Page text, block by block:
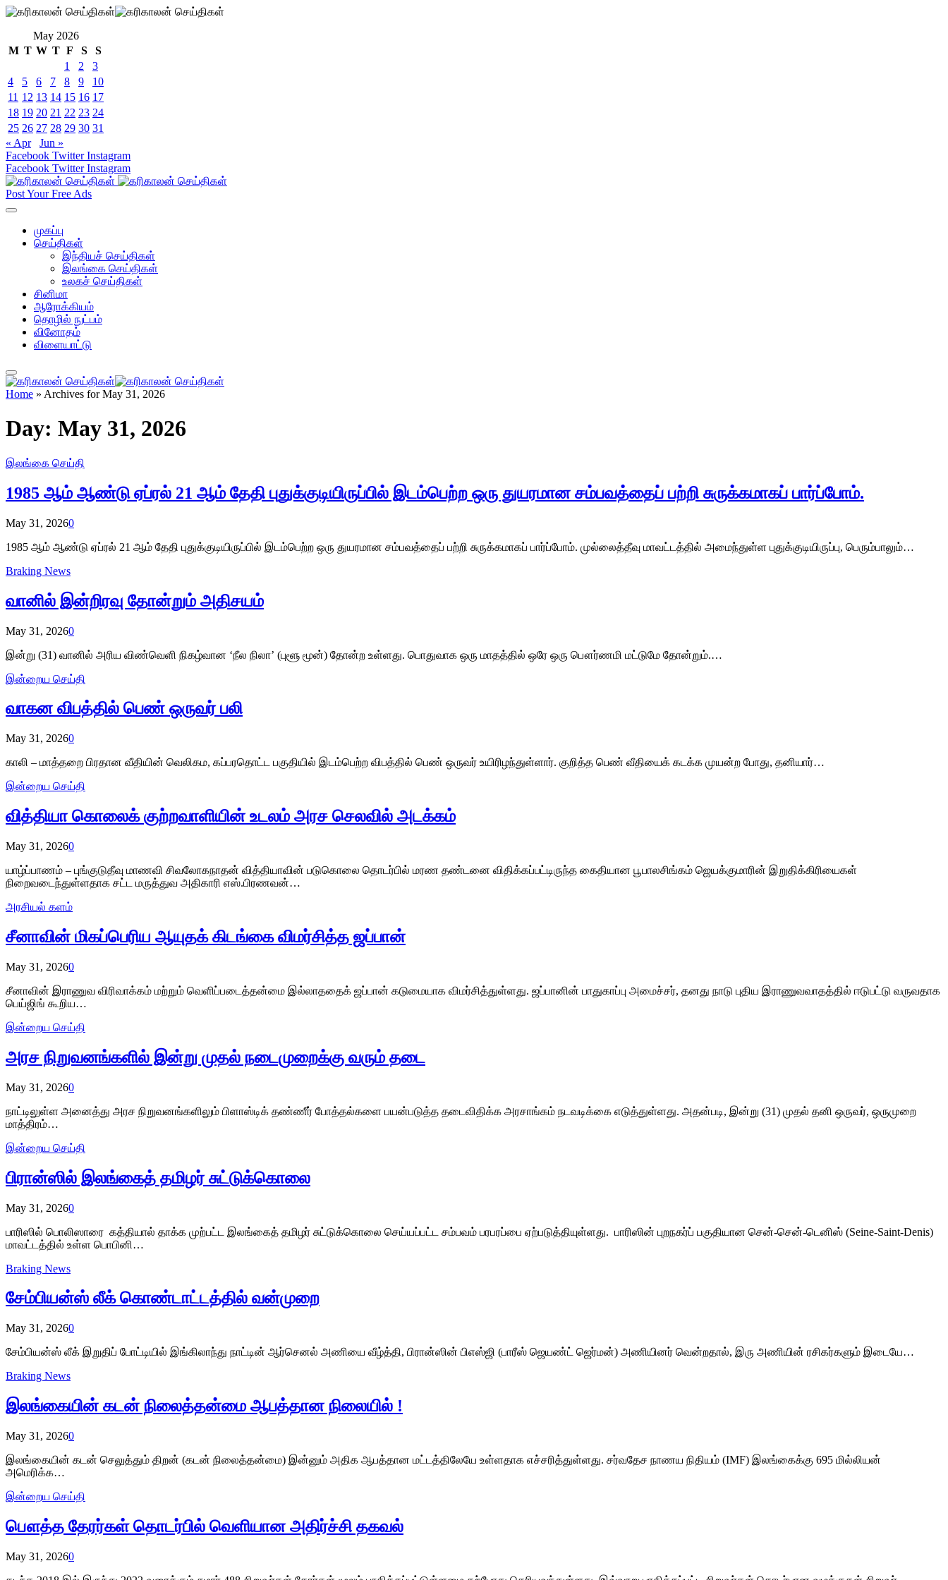
May 2026
M T W T F S
S
1
2
3
4
5 6 7 8 9
10
11 12 13 14 15 16 17
18 19 20 21 22 23 24
25 26 27 28 29 30 31
« Apr
Jun »
Facebook Twitter Instagram
Facebook Twitter Instagram
Post Your Free Ads
முகப்பு
செய்திகள்
இந்தியச் செய்திகள்
இலங்கை செய்திகள்
உலகச் செய்திகள்
சினிமா
ஆரோக்கியம்
தொழில் நுட்பம்
வினோதம்
விளையாட்டு
Home » Archives for May 31, 2026
Day: May 31, 2026
இலங்கை செய்தி
1985 ஆம் ஆண்டு ஏப்ரல் 21 ஆம் தேதி புதுக்குடியிருப்பில் இடம்பெற்ற ஒரு துயரமான சம்பவத்தைப் பற்றி சுருக்கமாகப் பார்ப்போம்.
May 31, 20260
1985 ஆம் ஆண்டு ஏப்ரல் 21 ஆம் தேதி புதுக்குடியிருப்பில் இடம்பெற்ற ஒரு துயரமான சம்பவத்தைப் பற்றி சுருக்கமாகப் பார்ப்போம். முல்லைத்தீவு மாவட்டத்தில் அமைந்துள்ள புதுக்குடியிருப்பு, பெரும்பாலும்…
Braking News
வானில் இன்றிரவு தோன்றும் அதிசயம்
May 31, 20260
இன்று (31) வானில் அரிய விண்வெளி நிகழ்வான ‘நீல நிலா’ (புளூ மூன்) தோன்ற உள்ளது. பொதுவாக ஒரு மாதத்தில் ஒரே ஒரு பௌர்ணமி மட்டுமே தோன்றும்.…
இன்றைய செய்தி
வாகன விபத்தில் பெண் ஒருவர் பலி
May 31, 20260
காலி – மாத்தறை பிரதான வீதியின் வெலிகம, கப்பரதொட்ட பகுதியில் இடம்பெற்ற விபத்தில் பெண் ஒருவர் உயிரிழந்துள்ளார். குறித்த பெண் வீதியைக் கடக்க முயன்ற போது, தனியார்…
இன்றைய செய்தி
வித்தியா கொலைக் குற்றவாளியின் உடலம் அரச செலவில் அடக்கம்
May 31, 20260
யாழ்ப்பாணம் – புங்குடுதீவு மாணவி சிவலோகநாதன் வித்தியாவின் படுகொலை தொடர்பில் மரண தண்டனை விதிக்கப்பட்டிருந்த கைதியான பூபாலசிங்கம் ஜெயக்குமாரின் இறுதிக்கிரியைகள்
நிறைவடைந்துள்ளதாக சட்ட மருத்துவ அதிகாரி எஸ்.பிரணவன்…
அரசியல் களம்
சீனாவின் மிகப்பெரிய ஆயுதக் கிடங்கை விமர்சித்த ஜப்பான்
May 31, 20260
சீனாவின் இராணுவ விரிவாக்கம் மற்றும் வெளிப்படைத்தன்மை இல்லாததைக் ஜப்பான் கடுமையாக விமர்சித்துள்ளது. ஜப்பானின் பாதுகாப்பு அமைச்சர், தனது நாடு புதிய இராணுவவாதத்தில் ஈடுபட்டு வருவதாக
பெய்ஜிங் கூறிய…
இன்றைய செய்தி
அரச நிறுவனங்களில் இன்று முதல் நடைமுறைக்கு வரும் தடை
May 31, 20260
நாட்டிலுள்ள அனைத்து அரச நிறுவனங்களிலும் பிளாஸ்டிக் தண்ணீர் போத்தல்களை பயன்படுத்த தடைவிதிக்க அரசாங்கம் நடவடிக்கை எடுத்துள்ளது. அதன்படி, இன்று (31) முதல் தனி ஒருவர், ஒருமுறை
மாத்திரம்…
இன்றைய செய்தி
பிரான்ஸில் இலங்கைத் தமிழர் சுட்டுக்கொலை
May 31, 20260
பாரிஸில் பொலிஸாரை கத்தியால் தாக்க முற்பட்ட இலங்கைத் தமிழர் சுட்டுக்கொலை செய்யப்பட்ட சம்பவம் பரபரப்பை ஏற்படுத்தியுள்ளது. பாரிஸின் புறநகர்ப் பகுதியான சென்-சென்-டெனிஸ் (Seine-Saint-Denis)
மாவட்டத்தில் உள்ள பொபினி…
Braking News
சேம்பியன்ஸ் லீக் கொண்டாட்டத்தில் வன்முறை
May 31, 20260
சேம்பியன்ஸ் லீக் இறுதிப் போட்டியில் இங்கிலாந்து நாட்டின் ஆர்செனல் அணியை வீழ்த்தி, பிரான்ஸின் பிஎஸ்ஜி (பாரீஸ் ஜெயண்ட் ஜெர்மன்) அணியினர் வென்றதால், இரு அணியின் ரசிகர்களும் இடையே…
Braking News
இலங்கையின் கடன் நிலைத்தன்மை ஆபத்தான நிலையில் !
May 31, 20260
இலங்கையின் கடன் செலுத்தும் திறன் (கடன் நிலைத்தன்மை) இன்னும் அதிக ஆபத்தான மட்டத்திலேயே உள்ளதாக எச்சரித்துள்ளது. சர்வதேச நாணய நிதியம் (IMF) இலங்கைக்கு 695 மில்லியன்
அமெரிக்க…
இன்றைய செய்தி
பௌத்த தேரர்கள் தொடர்பில் வெளியான அதிர்ச்சி தகவல்
May 31, 20260